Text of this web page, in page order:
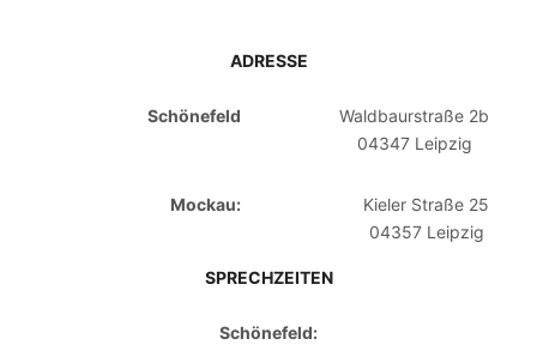
ADRESSE
Schönefeld
Waldbaurstraße 2b
04347 Leipzig
Mockau:
Kieler Straße 25
04357 Leipzig
SPRECHZEITEN
Schönefeld: